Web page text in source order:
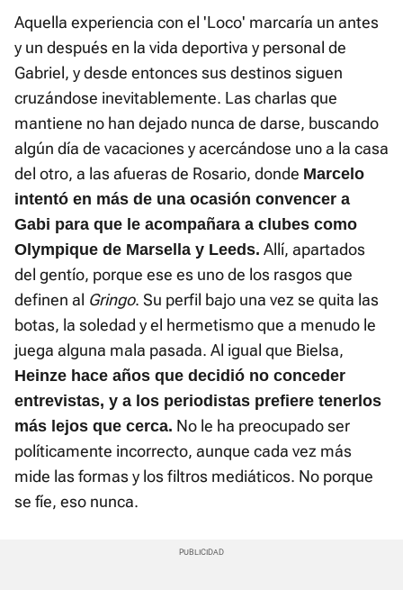
Aquella experiencia con el 'Loco' marcaría un antes
y un después en la vida deportiva y personal de
Gabriel, y desde entonces sus destinos siguen
cruzándose inevitablemente. Las charlas que
mantiene no han dejado nunca de darse, buscando
algún día de vacaciones y acercándose uno a la casa
del otro, a las afueras de Rosario, donde Marcelo
intentó en más de una ocasión convencer a
Gabi para que le acompañara a clubes como
Olympique de Marsella y Leeds. Allí, apartados
del gentío, porque ese es uno de los rasgos que
definen al Gringo. Su perfil bajo una vez se quita las
botas, la soledad y el hermetismo que a menudo le
juega alguna mala pasada. Al igual que Bielsa,
Heinze hace años que decidió no conceder
entrevistas, y a los periodistas prefiere tenerlos
más lejos que cerca. No le ha preocupado ser
políticamente incorrecto, aunque cada vez más
mide las formas y los filtros mediáticos. No porque
se fíe, eso nunca.